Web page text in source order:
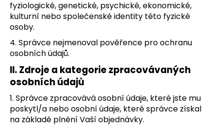
fyziologické, genetické, psychické, ekonomické,
kulturní nebo společenské identity této fyzické
osoby.
4. Správce nejmenoval pověřence pro ochranu
osobních údajů.
II.Zdroje a kategorie zpracovávaných
osobních údajů
1. Správce zpracovává osobní údaje, které jste mu
poskytl/a nebo osobní údaje, které správce získal
na základě plnění Vaší objednávky.
HLEDAT
D
o
p
o
u
č
u